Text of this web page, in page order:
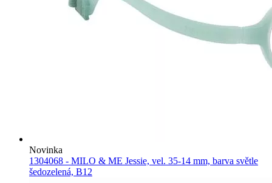
Novinka
1304068 - MILO & ME Jessie, vel. 35-14 mm, barva světle
šedozelená, B12